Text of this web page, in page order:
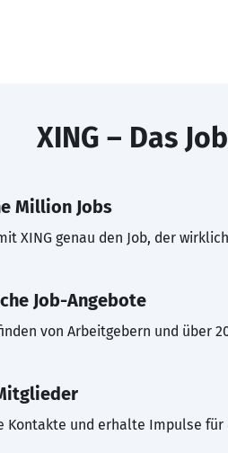
XING – Das
Million Jobs
XING genau den Job, der
Job-Angebote
von Arbeitgebern und über
Kontakte und erhalte Impulse für